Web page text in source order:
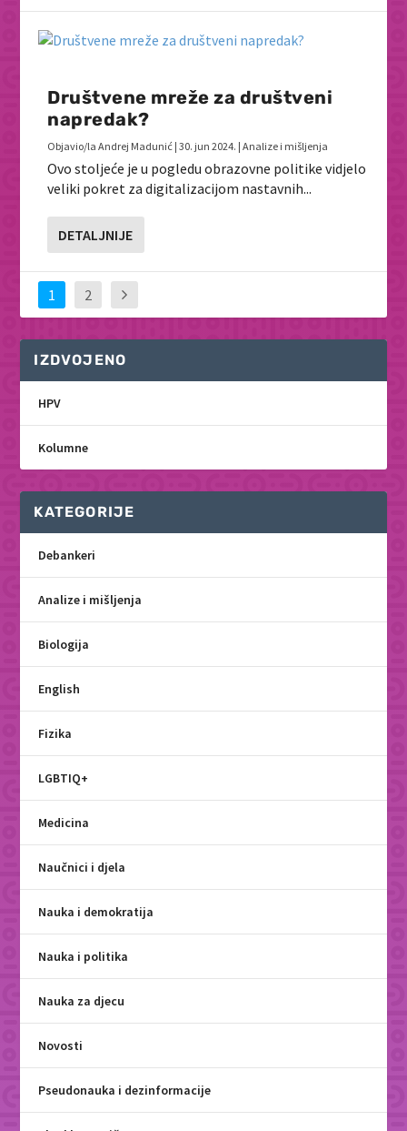
Društvene mreže za društveni
napredak?
Objavio/laAndrej Madunić |30. jun 2024. |Analize i mišljenja
Ovo stoljeće je u pogledu obrazovne politike vidjelo
veliki pokret za digitalizacijom nastavnih...
DETALJNIJE
1 2
IZDVOJENO
HPV
Kolumne
KATEGORIJE
Debankeri
Analize i mišljenja
Biologija
English
Fizika
LGBTIQ+
Medicina
Naučnici i djela
Nauka i demokratija
Nauka i politika
Nauka za djecu
Novosti
Pseudonauka i dezinformacije